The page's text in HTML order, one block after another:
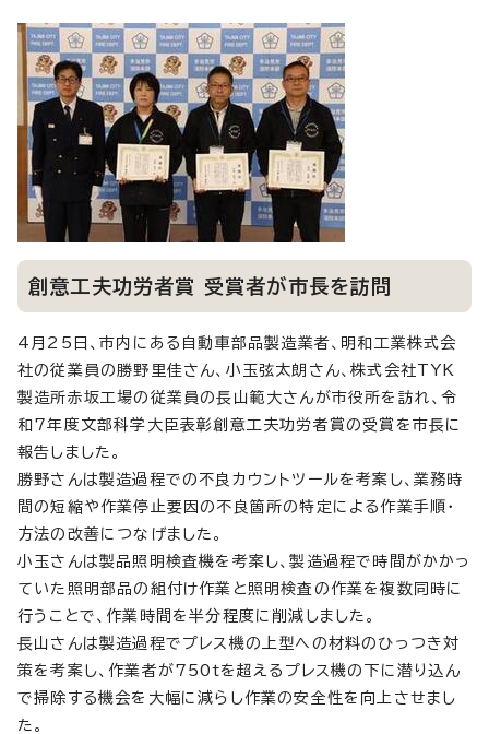
創意工夫功労者賞 受賞者が市長を訪問
4月25日、市内にある自動車部品製造業者、明和工業株式会
社の従業員の勝野里佳さん、小玉弦太朗さん、株式会社TYK
製造所赤坂工場の従業員の長山範大さんが市役所を訪れ、令
和7年度文部科学大臣表彰創意工夫功労者賞の受賞を市長に
報告しました。
勝野さんは製造過程での不良カウントツールを考案し、業務時
間の短縮や作業停止要因の不良箇所の特定による作業手順・
方法の改善につなげました。
小玉さんは製品照明検査機を考案し、製造過程で時間がかかっ
ていた照明部品の組付け作業と照明検査の作業を複数同時に
行うことで、作業時間を半分程度に削減しました。
長山さんは製造過程でプレス機の上型への材料のひっつき対
策を考案し、作業者が750tを超えるプレス機の下に潜り込ん
で掃除する機会を大幅に減らし作業の安全性を向上させまし
た。